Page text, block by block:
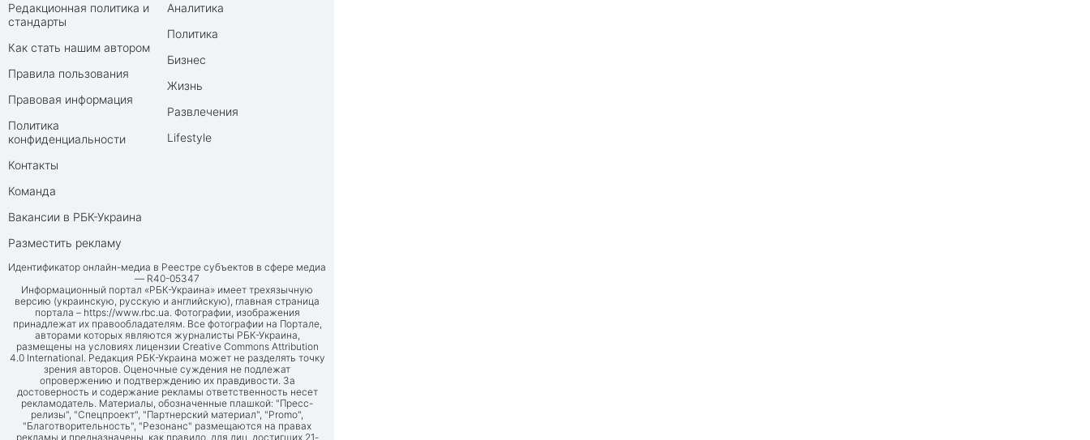
Редакционная политика и
стандарты
Как стать нашим автором
Правила пользования
Правовая информация
Политика
конфиденциальности
Контакты
Команда
Вакансии в РБК-Украина
Разместить рекламу
Аналитика
Политика
Бизнес
Жизнь
Развлечения
Lifestyle
Идентификатор онлайн-медиа в Реестре субъектов в сфере медиа
— R40-05347
Информационный портал «РБК-Украина» имеет трехязычную
версию (украинскую, русскую и английскую), главная страница
портала – https://www.rbc.ua. Фотографии, изображения
принадлежат их правообладателям. Все фотографии на Портале,
авторами которых являются журналисты РБК-Украина,
размещены на условиях лицензии Creative Commons Attribution
4.0 International. Редакция РБК-Украина может не разделять точку
зрения авторов. Оценочные суждения не подлежат
опровержению и подтверждению их правдивости. За
достоверность и содержание рекламы ответственность несет
рекламодатель. Материалы, обозначенные плашкой: "Пресс-
релизы", "Спецпроект", "Партнерский материал", "Promo",
"Благотворительность", "Резонанс" размещаются на правах
рекламы и предназначены, как правило, для лиц, достигших 21-